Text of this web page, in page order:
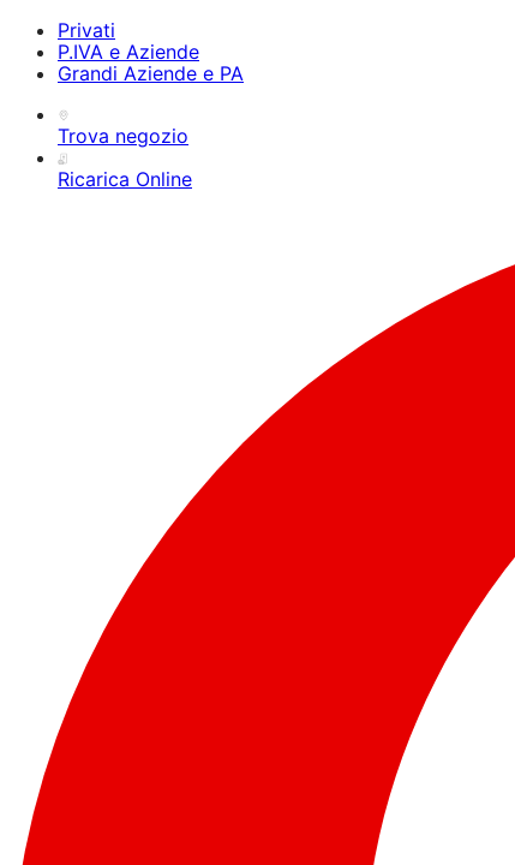
Privati
P.IVA e Aziende
Grandi Aziende e PA
Trova negozio
Ricarica Online